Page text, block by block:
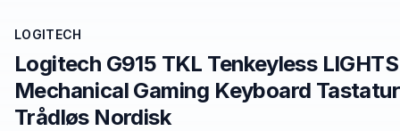
LOGITECH
Logitech G915 TKL Tenkeyless
Mechanical Gaming Keyboard
Trådløs Nordisk